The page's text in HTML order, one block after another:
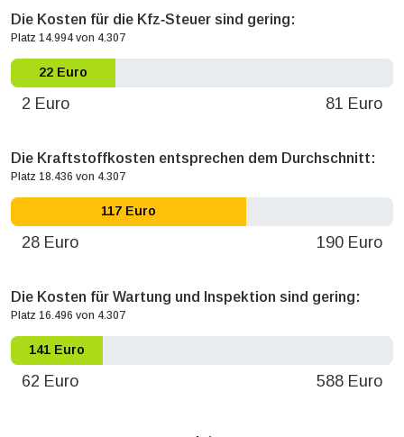
Die Kosten für die Kfz‐Steuer sind gering:
Platz 14.994 von 4.307
22 Euro
2 Euro 81 Euro
Die Kraftstoffkosten entsprechen dem Durchschnitt:
Platz 18.436 von 4.307
117 Euro
28 Euro 190 Euro
Die Kosten für Wartung und Inspektion sind gering:
Platz 16.496 von 4.307
141 Euro
62 Euro 588 Euro